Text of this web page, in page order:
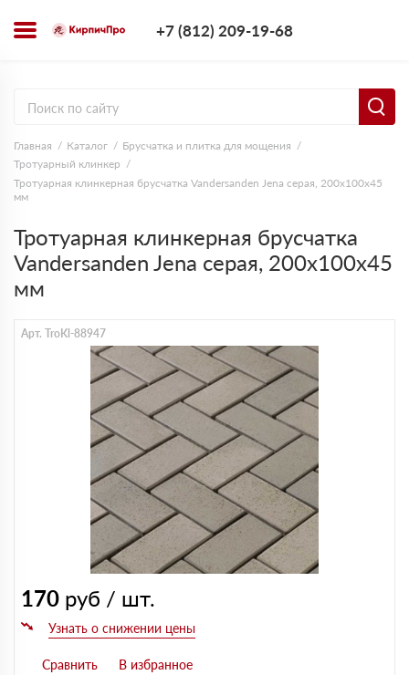
+7 (812) 209-19-68
Главная Каталог
Брусчатка и плитка для мощения
Тротуарный клинкер
Тротуарная клинкерная брусчатка Vandersanden Jena серая, 200x100x45
мм
Тротуарная клинкерная брусчатка
Vandersanden Jena серая, 200x100x45
мм
Арт. TroKl-88947
170 руб / шт.